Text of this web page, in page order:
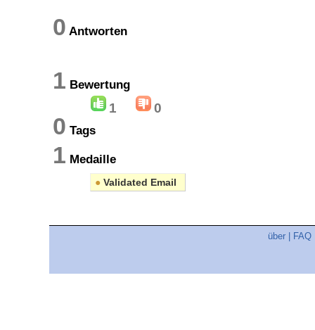
0 Antworten
1 Bewertung
1 0
0 Tags
1 Medaille
● Validated Email
über FAQ